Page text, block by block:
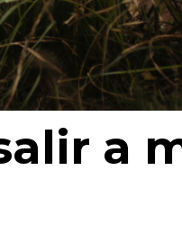
a